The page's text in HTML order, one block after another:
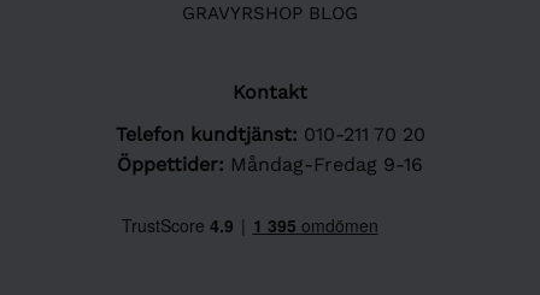
GRAVYRSHOP BLOG
Kontakt
Telefon kundtjänst: 010-211 70 20
Öppettider: Måndag-Fredag 9-16